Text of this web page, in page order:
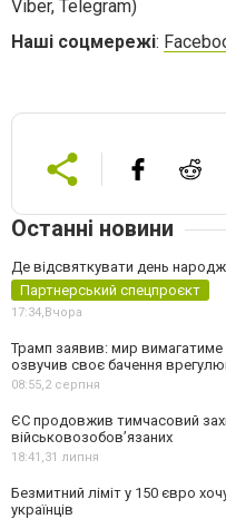
Viber, Telegram)
Наші соцмережі:
Останні новини
Де відсвяткувати день
Партнерський спецпроєкт
17:34,Вчора
Трамп заявив: мир вимагатиме
озвучив своє бачення
08:55,2 серпня
ЄС продовжив тимчасовий
військовозобов’язаних
18:41,31 липня
Безмитний ліміт у 150 євро
українців